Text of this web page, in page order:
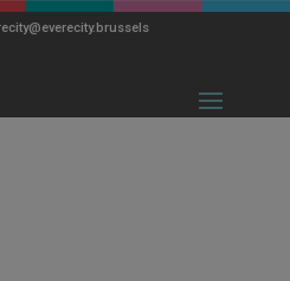
modal-check